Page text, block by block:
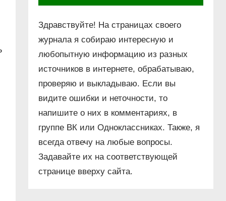
Здравствуйте! На страницах своего
журнала я собираю интересную и
любопытную информацию из разных
источников в интернете, обрабатываю,
проверяю и выкладываю. Если вы
видите ошибки и неточности, то
напишите о них в комментариях, в
группе ВК или Одноклассниках. Также, я
всегда отвечу на любые вопросы.
Задавайте их на соответствующей
странице вверху сайта.